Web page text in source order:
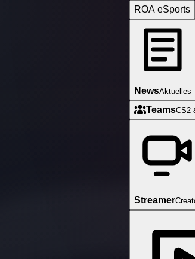
ROA eSports
NewsAktuelles
TeamsCS2
Streamer
Teamaufbau und ein respektvolles